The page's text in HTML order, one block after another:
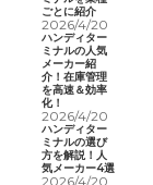
ごとに紹介
2026/4/20
ハンディター
ミナルの人気
メーカー紹
介！在庫管理
を高速＆効率
化！
2026/4/20
ハンディター
ミナルの選び
方を解説！人
気メーカー4選
2026/4/20